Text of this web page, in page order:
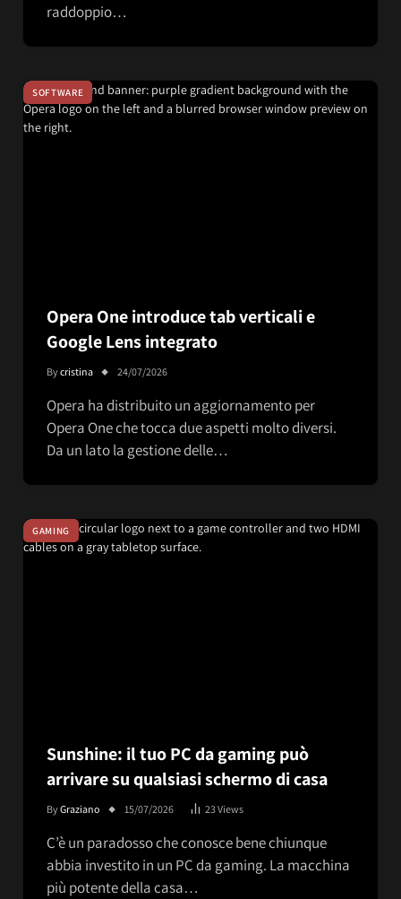
raddoppio…
SOFTWARE
Opera One introduce tab verticali e
Google Lens integrato
Bycristina 24/07/2026
Opera ha distribuito un aggiornamento per
Opera One che tocca due aspetti molto diversi.
Da un lato la gestione delle…
GAMING
Sunshine: il tuo PC da gaming può
arrivare su qualsiasi schermo di casa
ByGraziano 15/07/2026 23Views
C’è un paradosso che conosce bene chiunque
abbia investito in un PC da gaming. La macchina
più potente della casa…